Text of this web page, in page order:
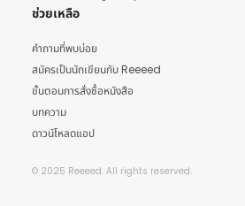
ช่วยเหลือ
คำถามที่พบบ่อย
สมัครเป็นนักเขียนกับ Reeeed
ขั้นตอนการสั่งซื้อหนังสือ
บทความ
ดาวน์โหลดแอป
© 2025 Reeeed. All rights reserved.